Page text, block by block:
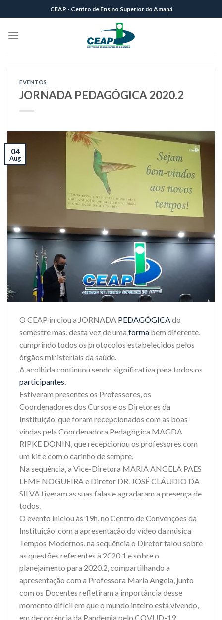
to
content
CEAP - Centro de Ensino Superior do Amapá
EVENTOS
JORNADA PEDAGÓGICA 2020.2
04
Aug
O CEAP iniciou a JORNADA PEDAGÓGICAdo
semestre mas, desta vez de uma forma bem diferente,
cumprindo todos os protocolos estabelecidos pelos
órgãos ministeriais da saúde.
A acolhida continuou sendo significativa para todos os
participantes.
Estiveram presentes os Professores, os
Coordenadores dos Cursos e os Diretores da
Instituição, que foram recepcionados com as boas-
vindas pela Coordenadora Pedagógica MAGDA
RIPKE DONIN, que recepcionou os professores com
um kit e com o carinho de sempre.
Na sequência, a Vice-Diretora MARIA ANGELA PAES
LEME NOGUEIRA e Diretor DR. JOSÉ CLÁUDIO DA
SILVA tiveram as suas falas e agradaram a presença de
todos.
O evento iniciou às 19h, no Centro de Convenções da
Instituição, com a apresentação do vídeo da música
Tempos Modernos, na sequência o Diretor falou sobre
as questões referentes à 2020.1 e sobre o
planejamento para 2020.2, compartilhando a
apresentação com a Professora Maria Angela, junto
com os Docentes refletiram a importância desse
momento difícil em que o mundo inteiro está vivendo,
em decorrência da Pandemia pelo COVUD-19.